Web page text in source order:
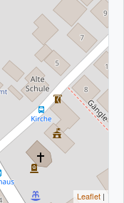
Leaflet |